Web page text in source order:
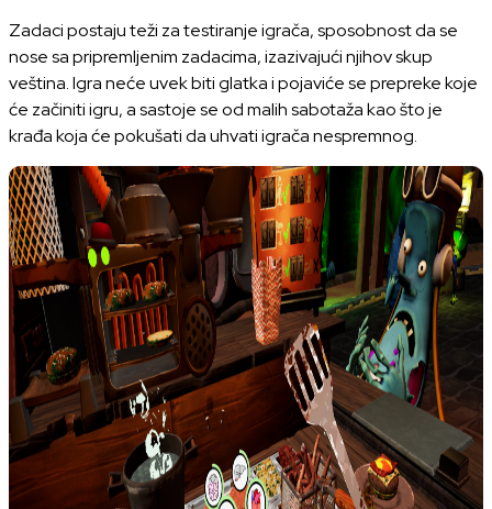
Zadaci postaju teži za testiranje igrača, sposobnost da se
nose sa pripremljenim zadacima, izazivajući njihov skup
veština. Igra neće uvek biti glatka i pojaviće se prepreke koje
će začiniti igru, a sastoje se od malih sabotaža kao što je
krađa koja će pokušati da uhvati igrača nespremnog.